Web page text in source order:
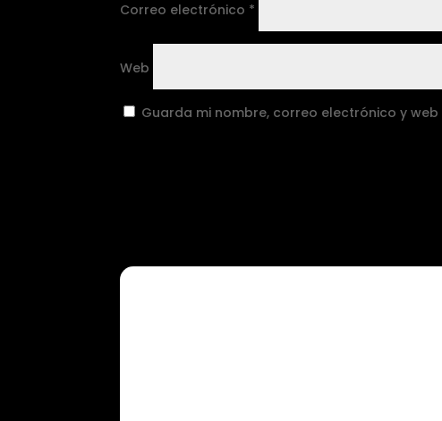
Correo electrónico *
Web
Guarda mi nombre, correo electrónico y